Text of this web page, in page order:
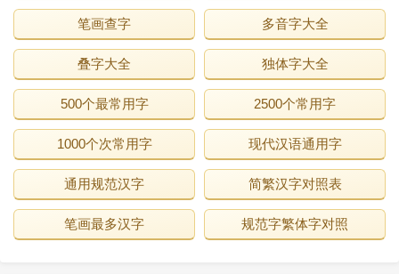
笔画查字 多音字大全
叠字大全 独体字大全
500个最常用字 2500个常用字
1000个次常用字 现代汉语通用字
通用规范汉字 简繁汉字对照表
笔画最多汉字 规范字繁体字对照